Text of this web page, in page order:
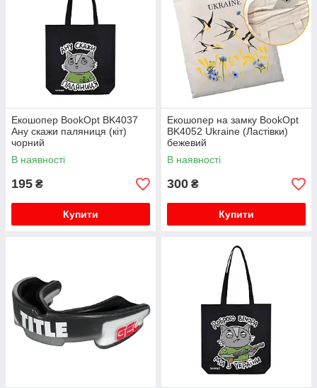
Екошопер BookOpt BK4037
Ану скажи паляниця (кіт)
чорний
В наявності
195 ₴
Купити
Екошопер на замку BookOpt
BK4052 Ukraine (Ластівки)
бежевий
В наявності
300 ₴
Купити